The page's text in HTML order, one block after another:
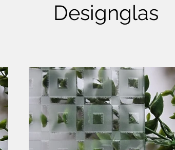
Designglas